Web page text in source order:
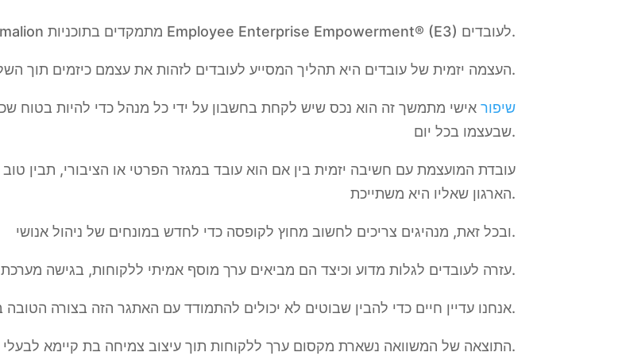
מומחי Damalion מתמקדים בתוכניות Employee Enterprise Empowerment® (E3) לעובדים.
העצמה יזמית של עובדים היא תהליך המסייע לעובדים לזהות את עצמם כיזמים תוך השלמת המשימות היומיומיות שלהם.
שיפור אישי מתמשך זה הוא נכס שיש לקחת בחשבון על ידי כל מנהל כדי להיות בטוח
שבעצמו בכל יום.
עובדת המועצמת עם חשיבה יזמית בין אם הוא עובד במגזר הפרטי או הציבורי, תבין
הארגון שאליו היא משתייכת.
ובכל זאת, מנהיגים צריכים לחשוב מחוץ לקופסה כדי לחדש במונחים של ניהול אנושי.
עזרה לעובדים לגלות מדוע וכיצד הם מביאים ערך מוסף אמיתי ללקוחות, בגישה מערכתית היא אתגר שלא נגמר.
אנחנו עדיין חיים כדי להבין שבוטים לא יכולים להתמודד עם האתגר הזה בצורה הטובה ביותר.
התוצאה של המשוואה נשארת מקסום ערך ללקוחות תוך עיצוב צמיחה בת קיימא לבעלי מניות מאושרים.